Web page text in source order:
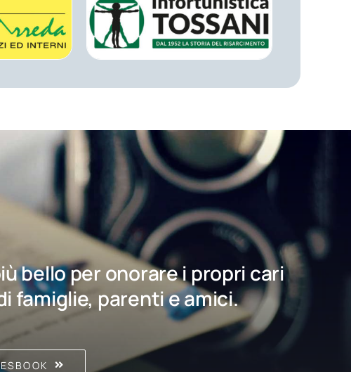
bello per onorare i propri cari
famiglie, parenti e amici.